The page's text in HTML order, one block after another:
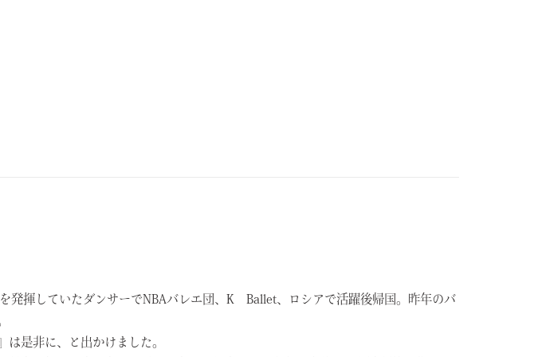
発揮していたダンサーでNBAバレエ団、K Ballet、ロシアで活躍後帰国。昨年のバ
是非に、と出かけました。